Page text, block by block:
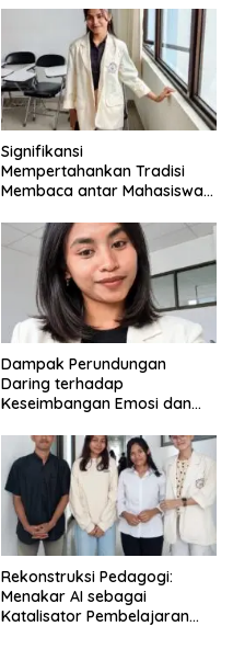
Signifikansi
Mempertahankan Tradisi
Membaca antar Mahasiswa
Dampak Perundungan
Daring terhadap
Keseimbangan Emosi dan
Rekonstruksi Pedagogi:
Menakar AI sebagai
Katalisator Pembelajaran